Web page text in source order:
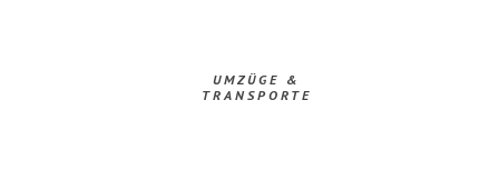
UMZÜGE &
TRANSPORTE